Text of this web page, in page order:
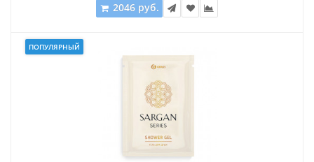
2046 руб.
ПОПУЛЯРНЫЙ